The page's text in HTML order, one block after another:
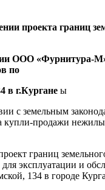
проекта границ
ООО «Фурнитура-
по
в г.Кургане ы
с земельным
купли-продажи
границ
эксплуатации и
134 в городе